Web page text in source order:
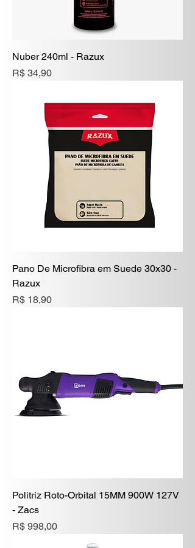
Nuber 240ml - Razux
Preço
R$ 34,90
Pano De Microfibra em Suede 30x30 -
Razux
Preço
R$ 18,90
Politriz Roto-Orbital 15MM 900W 127V
- Zacs
Preço
R$ 998,00